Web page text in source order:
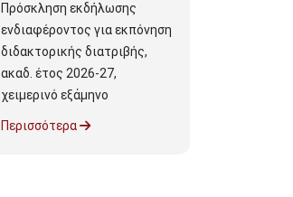
Πρόσκληση εκδήλωσης
ενδιαφέροντος για εκπόνηση
διδακτορικής διατριβής,
ακαδ. έτος 2026-27,
χειμερινό εξάμηνο
Περισσότερα